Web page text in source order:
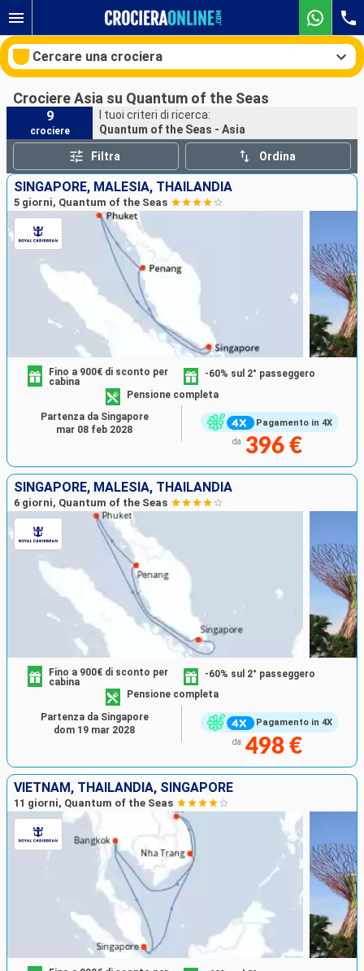
Cercare una crociera
Le nostre destinazioni
Mesi di partenza
Porti
Ricerca
Crociere Asia su Quantum of the Seas
9
crociere
I tuoi criteri di ricerca:
Quantum of the Seas - Asia
Filtra Ordina
SINGAPORE, MALESIA, THAILANDIA
5 giorni, Quantum of the Seas
Pagamento in 4X
Fino a 900€ di sconto per
cabina
-60% sul 2° passeggero
Pensione completa
da 396 €
Partenza da Singapore
mar 08 feb 2028
SINGAPORE, MALESIA, THAILANDIA
6 giorni, Quantum of the Seas
Pagamento in 4X
Fino a 900€ di sconto per
cabina
-60% sul 2° passeggero
Pensione completa
da 498 €
Partenza da Singapore
dom 19 mar 2028
VIETNAM, THAILANDIA, SINGAPORE
11 giorni, Quantum of the Seas